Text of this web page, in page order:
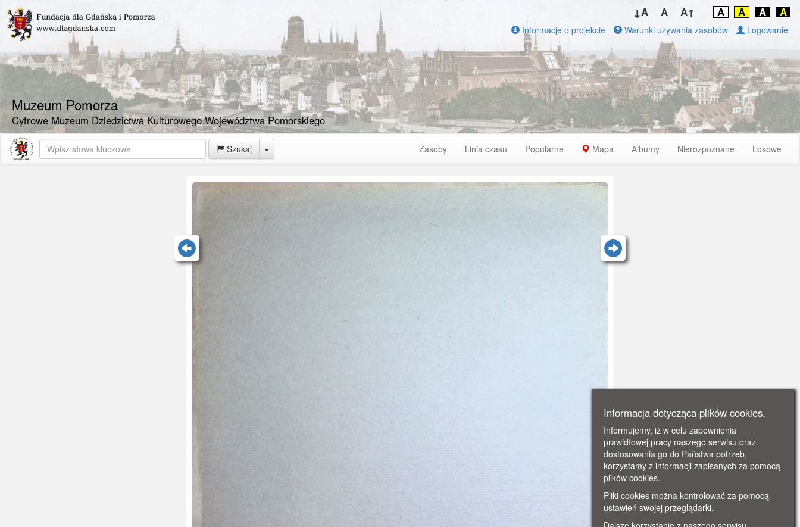
Muzeum Pomorza
Cyfrowe Muzeum Dziedzictwa Kulturowego Województwa Pomorskiego
↓A A A↑ A A A A
Informacje o projekcie Warunki używania zasobów Logowanie
Szukaj Toggle Dropdown Zasoby Linia czasu Popularne Mapa Albumy Nierozpoznane Losowe
Informacja dotycząca plików cookies.
Informujemy, iż w celu zapewnienia
prawidłowej pracy naszego serwisu oraz
dostosowania go do Państwa potrzeb,
korzystamy z informacji zapisanych za pomocą
plików cookies.
Pliki cookies można kontrolować za pomocą
ustawień swojej przeglądarki.